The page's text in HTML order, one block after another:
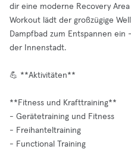
dir eine moderne Recovery
Workout lädt der großzügige
Dampfbad zum Entspannen
der Innenstadt.
💪 **Aktivitäten**
**Fitness und Krafttraining**
- Gerätetraining und Fitness
- Freihanteltraining
- Functional Training